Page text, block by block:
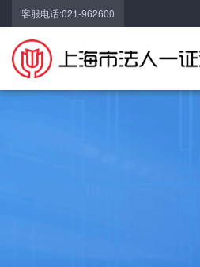
客服电话:021-962600